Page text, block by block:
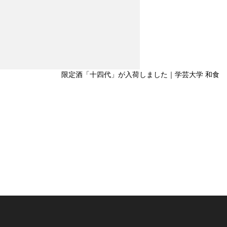
限定酒「十四代」が入荷しました｜学芸大学 和食